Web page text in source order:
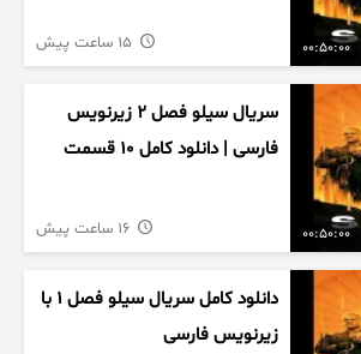
00:50:00
00:50:00
سریال سیلو فصل ۲ زیرنویس
فارسی | دانلود کامل ۱۰ قسمت
دانلود کامل سریال سیلو فصل ۱ با
زیرنویس فارسی